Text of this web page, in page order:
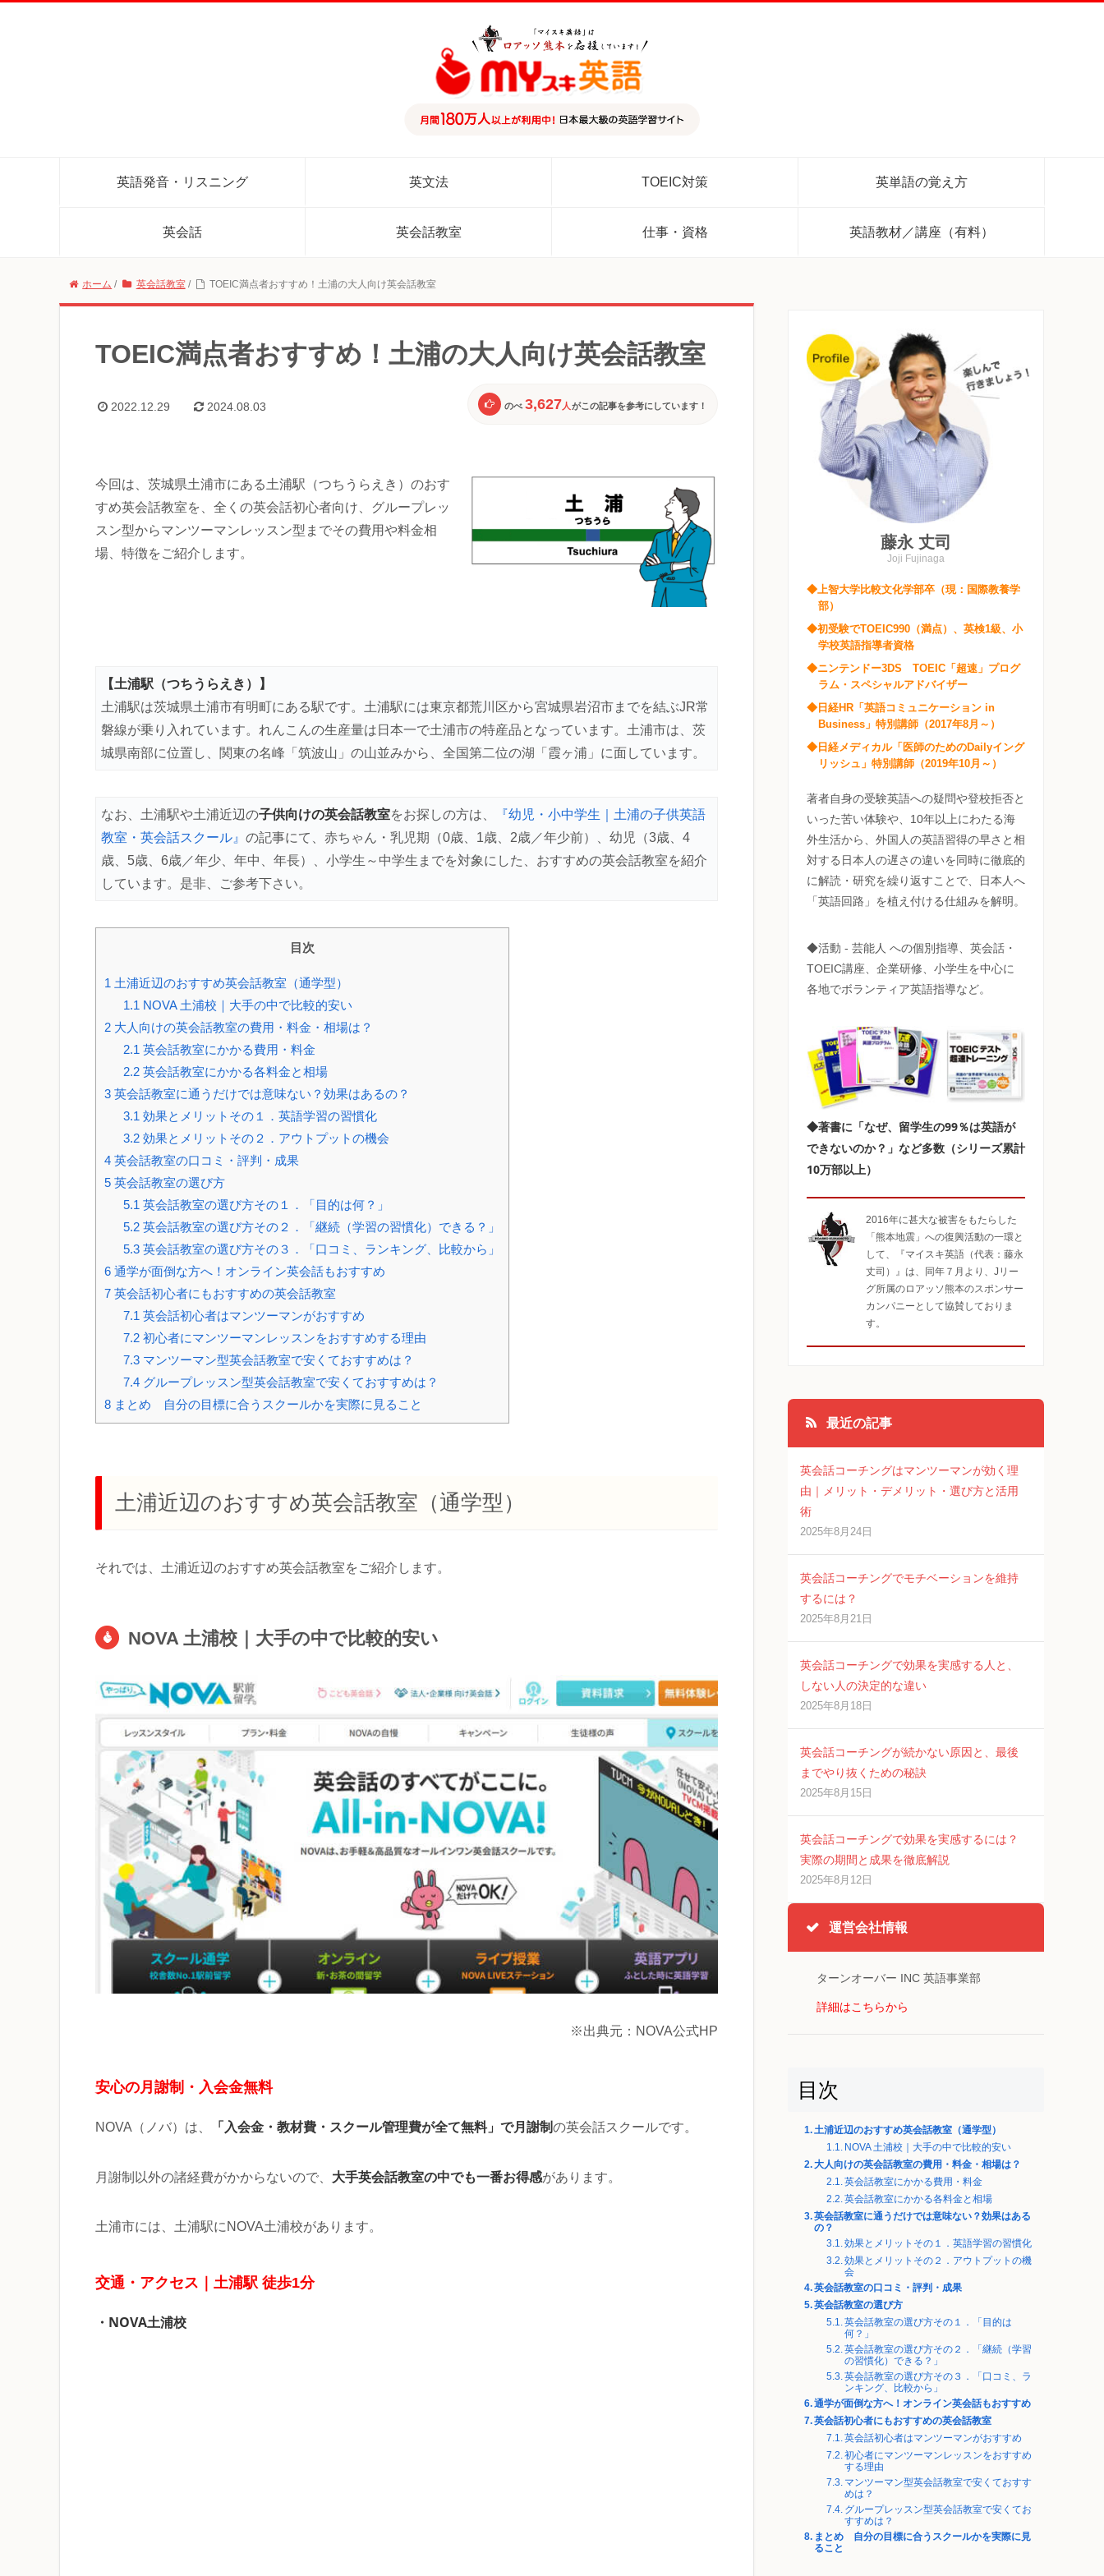
英語発音・リスニング 英文法 TOEIC対策 英単語の覚え方
英会話 英会話教室 仕事・資格 英語教材／講座（有料）
ホーム / 英会話教室 / TOEIC満点者おすすめ！土浦の大人向け英会話教室
TOEIC満点者おすすめ！土浦の大人向け英会話教室
2022.12.29 2024.08.03 のべ 3,627人 がこの記事を参考にしています！
今回は、茨城県土浦市にある土浦駅（つちうらえき）のおす
すめ英会話教室を、全くの英会話初心者向け、グループレッ
スン型からマンツーマンレッスン型までその費用や料金相
場、特徴をご紹介します。
【土浦駅（つちうらえき）】
土浦駅は茨城県土浦市有明町にある駅です。土浦駅には東京都荒川区から宮城県岩沼市までを結ぶJR常
磐線が乗り入れています。れんこんの生産量は日本一で土浦市の特産品となっています。土浦市は、茨
城県南部に位置し、関東の名峰「筑波山」の山並みから、全国第二位の湖「霞ヶ浦」に面しています。
なお、土浦駅や土浦近辺の子供向けの英会話教室をお探しの方は、
『幼児・小中学生｜土浦の子供英語
教室・英会話スクール』 の記事にて、赤ちゃん・乳児期（0歳、1歳、2歳／年少前）、幼児（3歳、4
歳、5歳、6歳／年少、年中、年長）、小学生～中学生までを対象にした、おすすめの英会話教室を紹介
しています。是非、ご参考下さい。
目次
1 土浦近辺のおすすめ英会話教室（通学型）
1.1 NOVA 土浦校｜大手の中で比較的安い
2 大人向けの英会話教室の費用・料金・相場は？
2.1 英会話教室にかかる費用・料金
2.2英会話教室にかかる各料金と相場
3 英会話教室に通うだけでは意味ない？効果はあるの？
3.1 効果とメリットその１．英語学習の習慣化
3.2効果とメリットその２．アウトプットの機会
4 英会話教室の口コミ・評判・成果
5 英会話教室の選び方
5.1 英会話教室の選び方その１．「目的は何？」
5.2英会話教室の選び方その２．「継続（学習の習慣化）できる？」
5.3英会話教室の選び方その３．「口コミ、ランキング、比較から」
6 通学が面倒な方へ！オンライン英会話もおすすめ
7 英会話初心者にもおすすめの英会話教室
7.1 英会話初心者はマンツーマンがおすすめ
7.2初心者にマンツーマンレッスンをおすすめする理由
7.3マンツーマン型英会話教室で安くておすすめは？
7.4グループレッスン型英会話教室で安くておすすめは？
8 まとめ 自分の目標に合うスクールかを実際に見ること
土浦近辺のおすすめ英会話教室（通学型）
それでは、土浦近辺のおすすめ英会話教室をご紹介します。
NOVA 土浦校｜大手の中で比較的安い
※出典元：NOVA公式HP
安心の月謝制・入会金無料
NOVA（ノバ）は、 「入会金・教材費・スクール管理費が全て無料」で月謝制の英会話スクールです。
月謝制以外の諸経費がかからないので、 大手英会話教室の中でも一番お得感があります。
土浦市には、土浦駅にNOVA土浦校があります。
交通・アクセス｜土浦駅 徒歩1分
・NOVA土浦校
藤永 丈司
Joji Fujinaga
◆上智大学比較文化学部卒（現：国際教養学
部）
◆初受験でTOEIC990（満点）、英検1級、小
学校英語指導者資格
◆ニンテンドー3DS TOEIC「超速」プログ
ラム・スペシャルアドバイザー
◆日経HR「英語コミュニケーション in
Business」特別講師（2017年8月～）
◆日経メディカル「医師のためのDailyイング
リッシュ」特別講師（2019年10月～）
著者自身の受験英語への疑問や登校拒否と
いった苦い体験や、10年以上にわたる海
外生活から、外国人の英語習得の早さと相
対する日本人の遅さの違いを同時に徹底的
に解読・研究を繰り返すことで、日本人へ
「英語回路」を植え付ける仕組みを解明。
◆活動 - 芸能人 への個別指導、英会話・
TOEIC講座、企業研修、小学生を中心に
各地でボランティア英語指導など。
◆著書に「なぜ、留学生の99％は英語が
できないのか？」など多数（シリーズ累計
10万部以上）
2016年に甚大な被害をもたらした
「熊本地震」への復興活動の一環と
して、『マイスキ英語（代表：藤永
丈司）』は、同年７月より、Jリー
グ所属のロアッソ熊本のスポンサー
カンパニーとして協賛しておりま
す。
最近の記事
英会話コーチングはマンツーマンが効く理
由｜メリット・デメリット・選び方と活用
術
2025年8月24日
英会話コーチングでモチベーションを維持
するには？
2025年8月21日
英会話コーチングで効果を実感する人と、
しない人の決定的な違い
2025年8月18日
英会話コーチングが続かない原因と、最後
までやり抜くための秘訣
2025年8月15日
英会話コーチングで効果を実感するには？
実際の期間と成果を徹底解説
2025年8月12日
運営会社情報
ターンオーバー INC 英語事業部
詳細はこちらから
目次
土浦近辺のおすすめ英会話教室（通学型）
NOVA 土浦校｜大手の中で比較的安い
大人向けの英会話教室の費用・料金・相場は？
英会話教室にかかる費用・料金
英会話教室にかかる各料金と相場
英会話教室に通うだけでは意味ない？効果はある
の？
効果とメリットその１．英語学習の習慣化
効果とメリットその２．アウトプットの機
会
英会話教室の口コミ・評判・成果
英会話教室の選び方
英会話教室の選び方その１．「目的は
何？」
英会話教室の選び方その２．「継続（学習
の習慣化）できる？」
英会話教室の選び方その３．「口コミ、ラ
ンキング、比較から」
通学が面倒な方へ！オンライン英会話もおすすめ
英会話初心者にもおすすめの英会話教室
英会話初心者はマンツーマンがおすすめ
初心者にマンツーマンレッスンをおすすめ
する理由
マンツーマン型英会話教室で安くておすす
めは？
グループレッスン型英会話教室で安くてお
すすめは？
まとめ 自分の目標に合うスクールかを実際に見
ること